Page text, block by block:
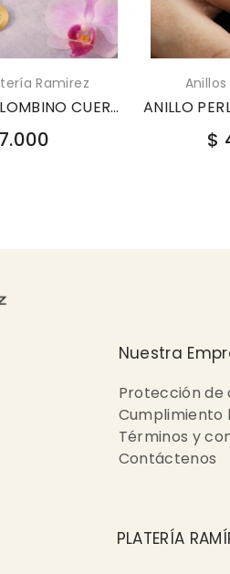
Anillos Platería Ramirez
ANILLO PERLA Y DIAMANTES ORO BLANCO 18K...
$ 4.979.000
Nuestra
Protección de
Cumplimiento
Términos y
Contáctenos
PLATERÍA